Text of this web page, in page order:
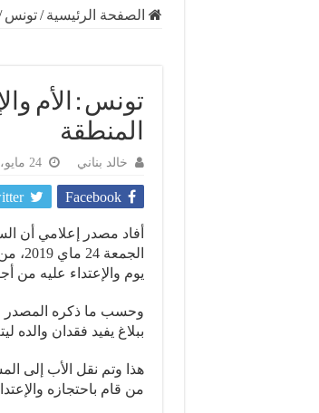
الصفحة الرئيسية / تونس
تونس : الأم
المنطقة
خالد بناني 24 مايو، 2019
Facebook
أفاد مصدر إعلامي أن
يوم والإعتداء عليه من
وحسب ما ذكره المصدر
ببلاغ يفيد فقدان والده
هذا وتم نقل الأب إلى
من قام باحتجازه